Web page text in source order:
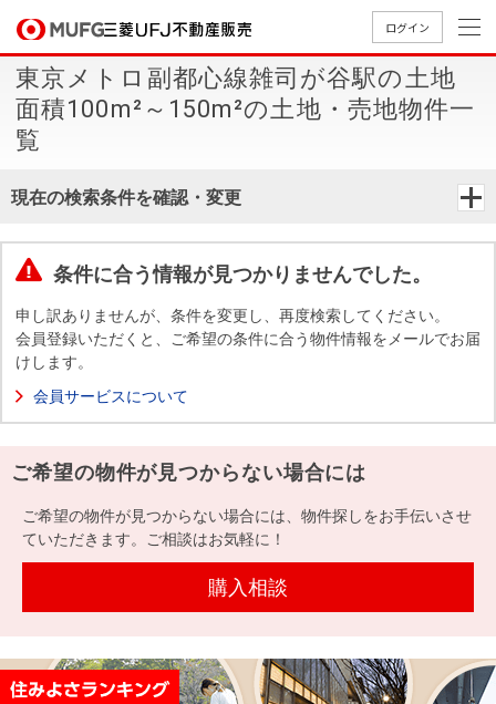
ログイン
買いたいTOP
マン
ショ
探す
中古
建て
を探
投
物
件
事業
探す
売りたいTOP
料
査
相
売却
時手
試算
店舗案内TOP
店舗のご
案内（首
都圏）
古屋）
西）
会社情報TOP
ごあいさ
つ
ョン
覧
沿革
本社地
図
ニュース
ック版）
採用情報TOP
新卒採用
情報
買いたい
売りたい
会社情報
採用情報
法人のお客さま
提携企業にお勤めの方
会員ページ
東京メトロ副都心線雑司が谷駅の土地
面積100m²～150m²の土地・売地物件一
覧
現在の検索条件を確認・変更
条件に合う情報が見つかりませんでした。
申し訳ありませんが、条件を変更し、再度検索してください。
会員登録いただくと、ご希望の条件に合う物件情報をメールでお届
けします。
会員サービスについて
ご希望の物件が見つからない場合には
ご希望の物件が見つからない場合には、物件探しをお手伝いさせ
ていただきます。ご相談はお気軽に！
購入相談